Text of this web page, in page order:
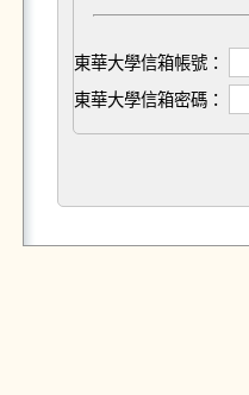
東華大學信箱帳號：
東華大學信箱密碼：